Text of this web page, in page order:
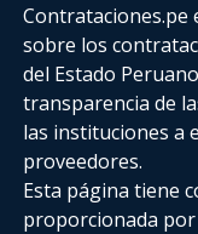
sobre los
del Estado
transparencia de
las instituciones a
proveedores.
Esta página tiene
proporcionada por